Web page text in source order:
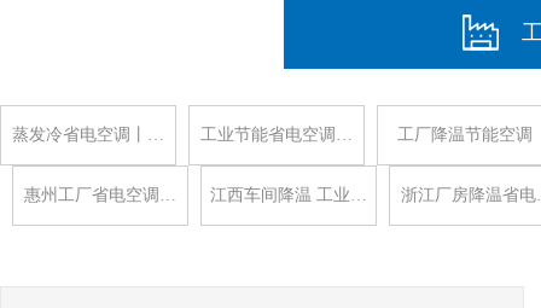
蒸发冷省电空调丨… 工业节能省电空调… 工厂降温节能空调
惠州工厂省电空调… 江西车间降温 工业… 浙江厂房降温省